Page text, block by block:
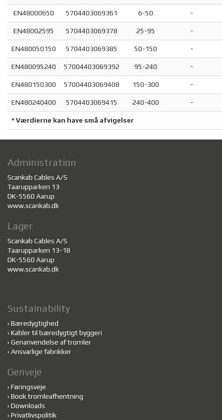
EN48000650 5704403069361 6-50 -
EN48002595 5704403069378 25-95 -
EN480050150 5704403069385 50-150 -
EN480095240 57004403069392 95-240 -
EN480150300 57004403069408 150-300 -
EN480240400 5704403069415 240-400 -
* Værdierne kan have små afvigelser
Administration
Scankab Cables A/S
Taarupparken 13
DK-5560 Aarup
www.scankab.dk
Lager
Scankab Cables A/S
Taarupparken 13-18
DK-5560 Aarup
www.scankab.dk
Sustainability
› Bæredygtighed
› Kabler til bæredygtigt byggeri
› Genanvendelse af tromler
› Ansvarlige fabrikker
Genveje
› Føringsveje
› Book tromleafhentning
› Downloads
› Privatlivspolitik